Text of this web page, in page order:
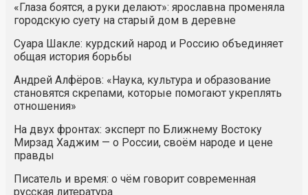
«Глаза боятся, а руки делают»: ярославна променяла
городскую суету на старый дом в деревне
Суара Шакле: курдский народ и Россию объединяет
общая история борьбы
Андрей Алфёров: «Наука, культура и образование
становятся скрепами, которые помогают укреплять
отношения»
На двух фронтах: эксперт по Ближнему Востоку
Мирзад Хаджим — о России, своём народе и цене
правды
Писатель и время: о чём говорит современная
русская литература